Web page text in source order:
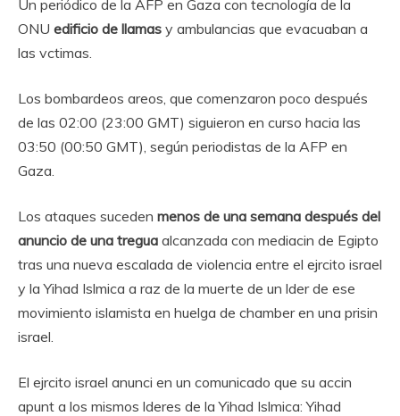
Un periódico de la AFP en Gaza con tecnología de la
ONU edificio de llamas y ambulancias que evacuaban a
las vctimas.
Los bombardeos areos, que comenzaron poco después
de las 02:00 (23:00 GMT) siguieron en curso hacia las
03:50 (00:50 GMT), según periodistas de la AFP en
Gaza.
Los ataques suceden menos de una semana después del
anuncio de una tregua alcanzada con mediacin de Egipto
tras una nueva escalada de violencia entre el ejrcito israel
y la Yihad Islmica a raz de la muerte de un lder de ese
movimiento islamista en huelga de chamber en una prisin
israel.
El ejrcito israel anunci en un comunicado que su accin
apunt a los mismos lderes de la Yihad Islmica: Yihad